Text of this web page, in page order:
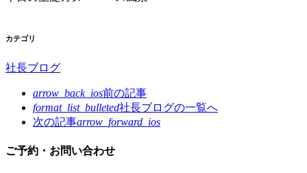
カテゴリ
社長ブログ
arrow_back_ios前の記事
format_list_bulleted社長ブログの一覧へ
次の記事arrow_forward_ios
ご予約・お問い合わせ